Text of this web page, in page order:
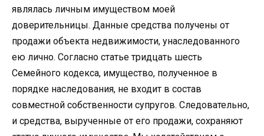
являлась личным имуществом моей
доверительницы. Данные средства получены от
продажи объекта недвижимости, унаследованного
ею лично. Согласно статье тридцать шесть
Семейного кодекса, имущество, полученное в
порядке наследования, не входит в состав
совместной собственности супругов. Следовательно,
и средства, вырученные от его продажи, сохраняют